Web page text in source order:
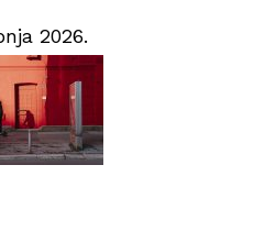
2026.